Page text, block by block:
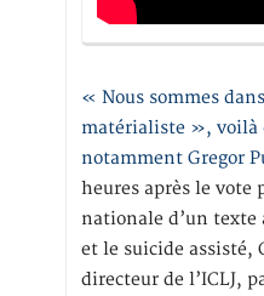
« Nous sommes
matérialiste », voilà
notamment Gregor
heures après le vote
nationale d’un
et le suicide assisté,
directeur de l’ICLJ,